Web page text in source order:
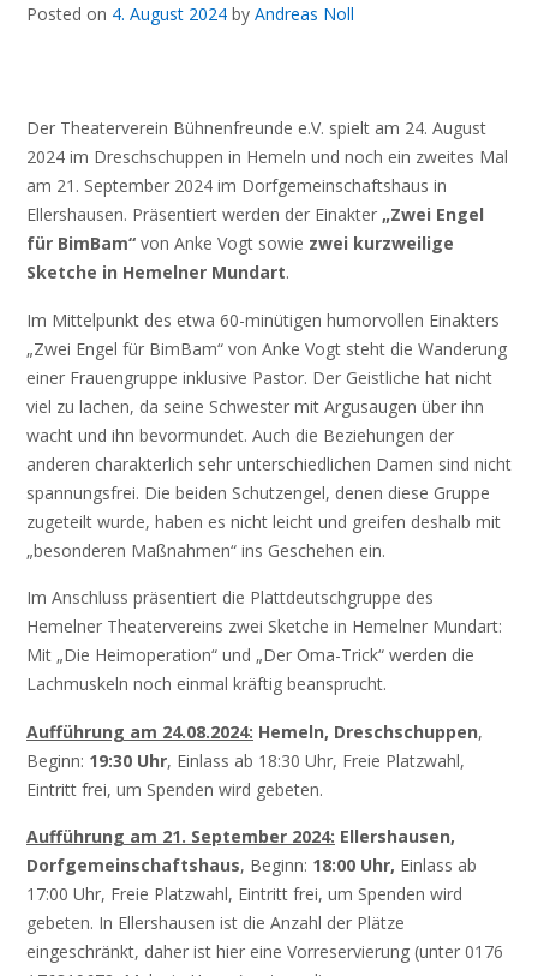
Posted on 4. August 2024 by Andreas Noll
Der Theaterverein Bühnenfreunde e.V. spielt am 24. August
2024 im Dreschschuppen in Hemeln und noch ein zweites Mal
am 21. September 2024 im Dorfgemeinschaftshaus in
Ellershausen. Präsentiert werden der Einakter „Zwei Engel
für BimBam“ von Anke Vogt sowie zwei kurzweilige
Sketche in Hemelner Mundart.
Im Mittelpunkt des etwa 60-minütigen humorvollen Einakters
„Zwei Engel für BimBam“ von Anke Vogt steht die Wanderung
einer Frauengruppe inklusive Pastor. Der Geistliche hat nicht
viel zu lachen, da seine Schwester mit Argusaugen über ihn
wacht und ihn bevormundet. Auch die Beziehungen der
anderen charakterlich sehr unterschiedlichen Damen sind nicht
spannungsfrei. Die beiden Schutzengel, denen diese Gruppe
zugeteilt wurde, haben es nicht leicht und greifen deshalb mit
„besonderen Maßnahmen“ ins Geschehen ein.
Im Anschluss präsentiert die Plattdeutschgruppe des
Hemelner Theatervereins zwei Sketche in Hemelner Mundart:
Mit „Die Heimoperation“ und „Der Oma-Trick“ werden die
Lachmuskeln noch einmal kräftig beansprucht.
Aufführung am 24.08.2024: Hemeln, Dreschschuppen,
Beginn: 19:30 Uhr, Einlass ab 18:30 Uhr, Freie Platzwahl,
Eintritt frei, um Spenden wird gebeten.
Aufführung am 21. September 2024: Ellershausen,
Dorfgemeinschaftshaus, Beginn: 18:00 Uhr, Einlass ab
17:00 Uhr, Freie Platzwahl, Eintritt frei, um Spenden wird
gebeten. In Ellershausen ist die Anzahl der Plätze
eingeschränkt, daher ist hier eine Vorreservierung (unter 0176